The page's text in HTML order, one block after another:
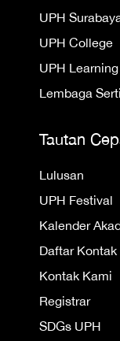
UPH
UPH College
UPH
Lembaga
Tautan
Lulusan
UPH Festival
Kalender
Daftar Kontak
Kontak Kami
Registrar
SDGs UPH